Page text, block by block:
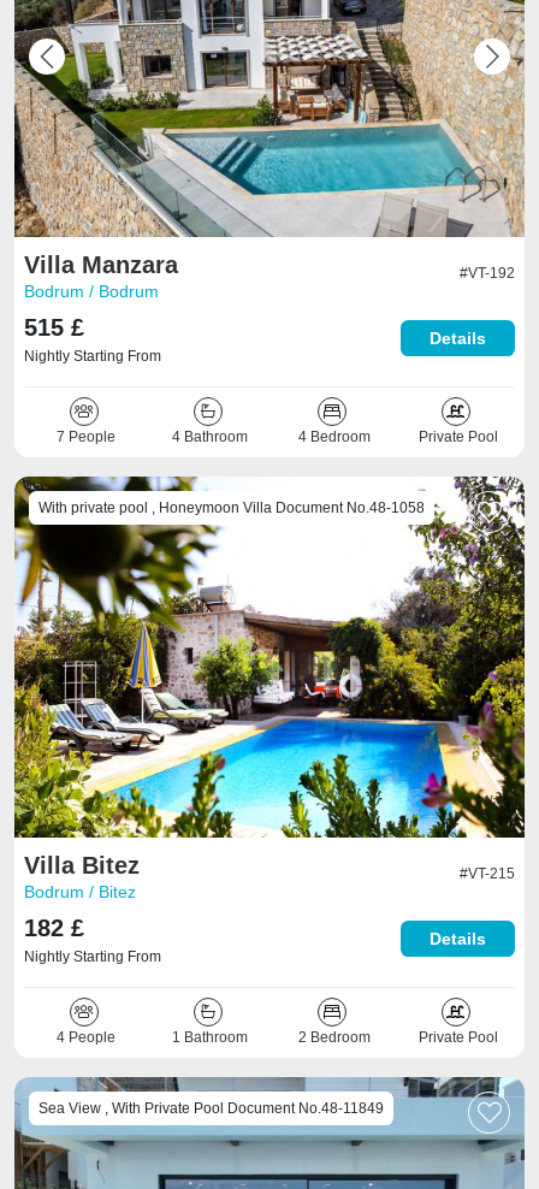
Previous Next
Villa Manzara
Bodrum / Bodrum
#VT-192
515 £
Nightly Starting From
Details
7 People 4 Bathroom 4 Bedroom Private Pool
With private pool , Honeymoon Villa Document No.48-1058
Villa Bitez
Bodrum / Bitez
#VT-215
182 £
Nightly Starting From
Details
4 People 1 Bathroom 2 Bedroom Private Pool
Sea View , With Private Pool Document No.48-11849